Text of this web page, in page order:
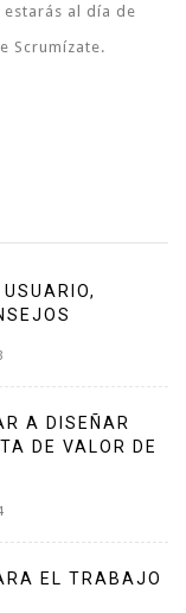
al día de
Scrumízate.
A DISEÑAR
DE VALOR DE
EL TRABAJO